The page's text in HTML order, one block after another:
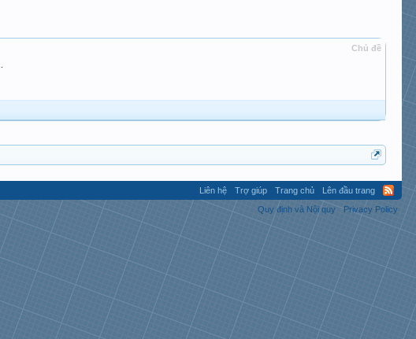
Chủ đề
Liên hệ Trợ giúp Trang chủ
Lên đầu trang
Quy định và Nội quy
Privacy Policy